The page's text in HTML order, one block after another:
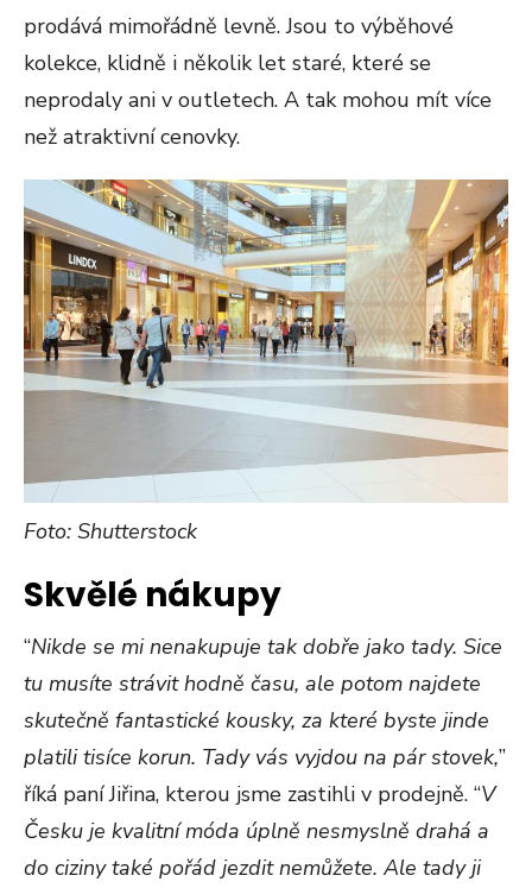
prodává mimořádně levně. Jsou to výběhové
kolekce, klidně i několik let staré, které se
neprodaly ani v outletech. A tak mohou mít více
než atraktivní cenovky.
Foto: Shutterstock
Skvělé nákupy
“Nikde se mi nenakupuje tak dobře jako tady. Sice
tu musíte strávit hodně času, ale potom najdete
skutečně fantastické kousky, za které byste jinde
platili tisíce korun. Tady vás vyjdou na pár stovek,”
říká paní Jiřina, kterou jsme zastihli v prodejně. “V
Česku je kvalitní móda úplně nesmyslně drahá a
do ciziny také pořád jezdit nemůžete. Ale tady ji